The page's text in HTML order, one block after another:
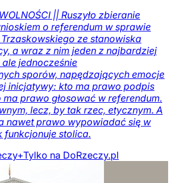
|| Ruszyło zbieranie
o referendum w sprawie
ze stanowiska
a wraz z nim jeden z najbardziej
jednocześnie
sporów, napędzających emocje
inicjatywy: kto ma prawo podpis
ma prawo głosować w referendum.
lecz, by tak rzec, etycznym. A
nawet prawo wypowiadać się w
funkcjonuje stolica.
Tylko na DoRzeczy.pl